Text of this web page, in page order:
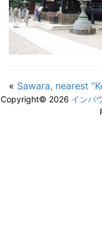
« Sawara, nearest
Copyright© 2026 インバ